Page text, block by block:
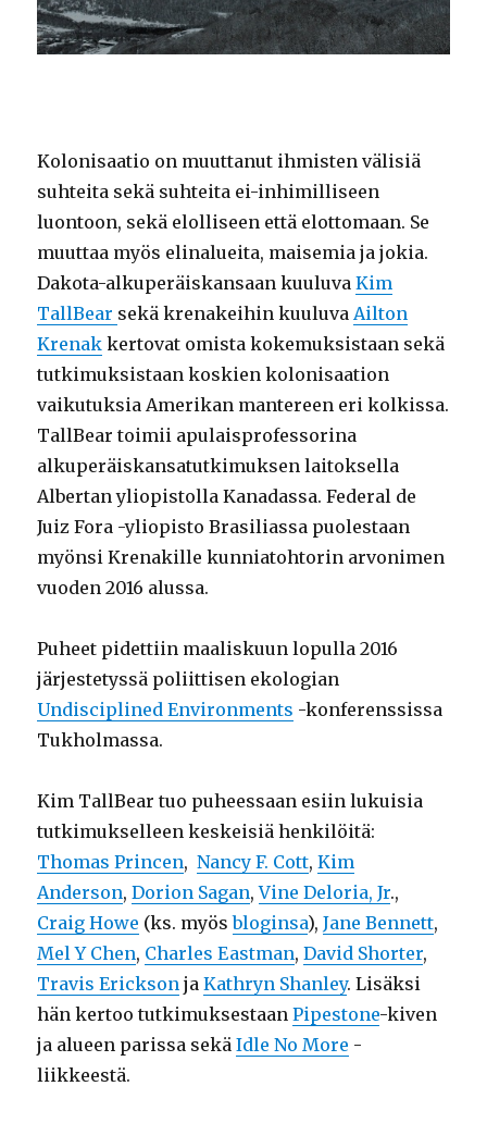
Kolonisaatio on muuttanut ihmisten välisiä
suhteita sekä suhteita ei-inhimilliseen
luontoon, sekä elolliseen että elottomaan. Se
muuttaa myös elinalueita, maisemia ja jokia.
Dakota-alkuperäiskansaan kuuluvaKim
TallBear sekä krenakeihin kuuluvaAilton
Krenak kertovat omista kokemuksistaan sekä
tutkimuksistaan koskien kolonisaation
vaikutuksia Amerikan mantereen eri kolkissa.
TallBear toimii apulaisprofessorina
alkuperäiskansatutkimuksen laitoksella
Albertan yliopistolla Kanadassa. Federal de
Juiz Fora -yliopisto Brasiliassa puolestaan
myönsi Krenakille kunniatohtorin arvonimen
vuoden 2016 alussa.
Puheet pidettiin maaliskuun lopulla 2016
järjestetyssä poliittisen ekologian
Undisciplined Environments -konferenssissa
Tukholmassa.
Kim TallBear tuo puheessaan esiin lukuisia
tutkimukselleen keskeisiä henkilöitä:
Thomas Princen,Nancy F. Cott,Kim
Anderson, Dorion Sagan, Vine Deloria, Jr.,
Craig Howe (ks. myösbloginsa),Jane Bennett,
Mel Y Chen, Charles Eastman,David Shorter,
Travis Erickson jaKathryn Shanley. Lisäksi
hän kertoo tutkimuksestaanPipestone-kiven
ja alueen parissa sekäIdle No More -
liikkeestä.